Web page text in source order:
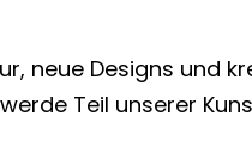
neue Designs und
Teil unserer